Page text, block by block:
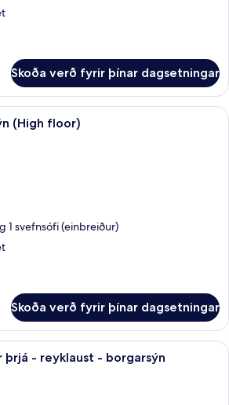
Skoða verð fyrir þínar dagsetningar
Lúxussvíta - borgarsýn (High floor)
(High floor)
1 svefnsófi (einbreiður)
Skoða verð fyrir þínar dagsetningar
Deluxe-herbergi fyrir þrjá -
- reyklaust - borgarsýn